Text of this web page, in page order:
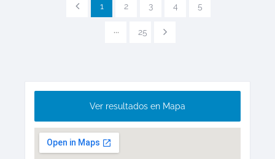
1 2 3 4 5
··· 25
Ver resultados en Mapa